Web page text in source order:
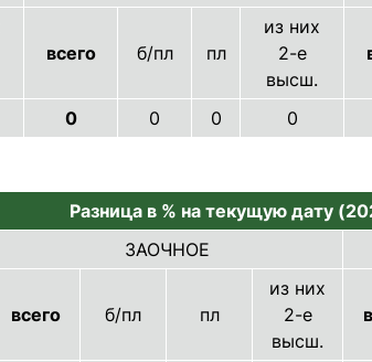
всего б/пл пл
из них
2-е
высш.
0 0 0 0
Разница в % на текущую дату
ЗАОЧНОЕ
всего б/пл пл
из них
2-е
высш.